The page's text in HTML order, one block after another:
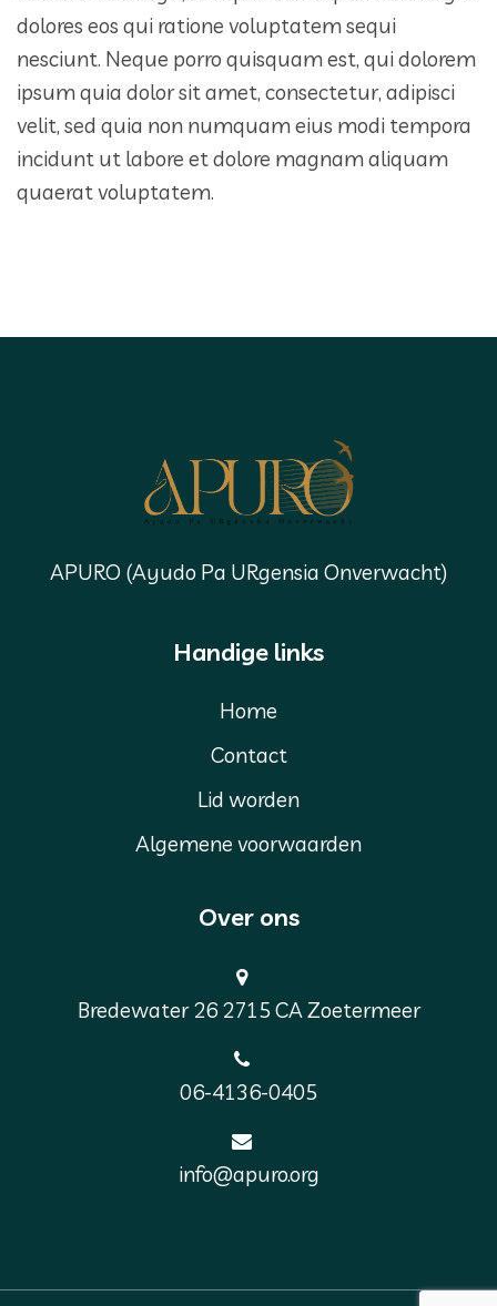
dolores eos qui ratione voluptatem sequi
nesciunt. Neque porro quisquam est, qui dolorem
ipsum quia dolor sit amet, consectetur, adipisci
velit, sed quia non numquam eius modi tempora
incidunt ut labore et dolore magnam aliquam
quaerat voluptatem.
APURO (Ayudo Pa URgensia Onverwacht)
Handige links
Home
Contact
Lid worden
Algemene voorwaarden
Over ons
Bredewater 26 2715 CA Zoetermeer
06-4136-0405
info@apuro.org